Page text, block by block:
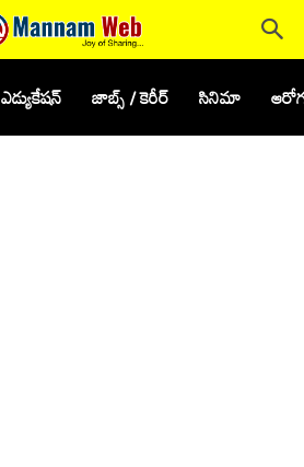
ఎడ్యుకేషన్ జాబ్స్ / కెరీర్ సినిమా